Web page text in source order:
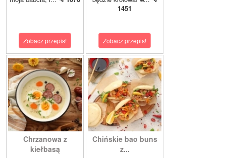
Zobacz przepis!
1451
Zobacz przepis!
Chrzanowa z
kiełbasą
Chińskie bao buns
z...